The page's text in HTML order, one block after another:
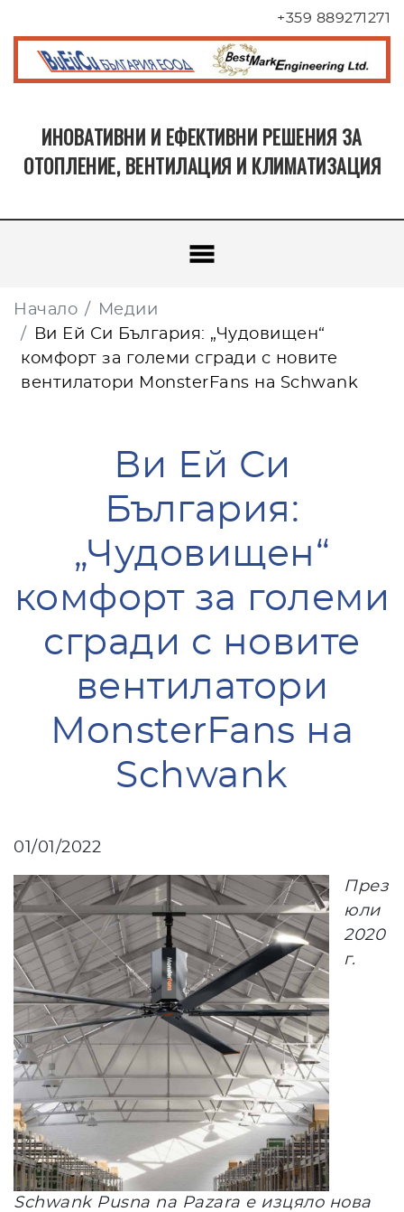
+359 889271271
ИНОВАТИВНИ И ЕФЕКТИВНИ РЕШЕНИЯ ЗА
ОТОПЛЕНИЕ, ВЕНТИЛАЦИЯ И КЛИМАТИЗАЦИЯ
Начало
Медии
Ви Ей Си България: „Чудовищен“
комфорт за големи сгради с новите
вентилатори MonsterFans на Schwank
Ви Ей Си
България:
„Чудовищен“
комфорт за големи
сгради с новите
вентилатори
MonsterFans на
Schwank
01/01/2022
През
юли
2020
г.
Schwank Pusna na Pazara е изцяло нова